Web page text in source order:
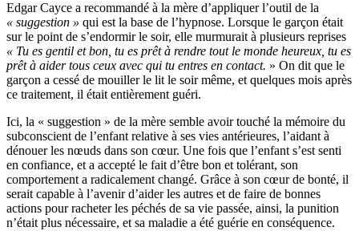
Edgar Cayce a recommandé à la mère d’appliquer l’outil de la
« suggestion » qui est la base de l’hypnose. Lorsque le garçon était
sur le point de s’endormir le soir, elle murmurait à plusieurs reprises
« Tu es gentil et bon, tu es prêt à rendre tout le monde heureux, tu es
prêt à aider tous ceux avec qui tu entres en contact. » On dit que le
garçon a cessé de mouiller le lit le soir même, et quelques mois après
ce traitement, il était entièrement guéri.
Ici, la « suggestion » de la mère semble avoir touché la mémoire du
subconscient de l’enfant relative à ses vies antérieures, l’aidant à
dénouer les nœuds dans son cœur. Une fois que l’enfant s’est senti
en confiance, et a accepté le fait d’être bon et tolérant, son
comportement a radicalement changé. Grâce à son cœur de bonté, il
serait capable à l’avenir d’aider les autres et de faire de bonnes
actions pour racheter les péchés de sa vie passée, ainsi, la punition
n’était plus nécessaire, et sa maladie a été guérie en conséquence.